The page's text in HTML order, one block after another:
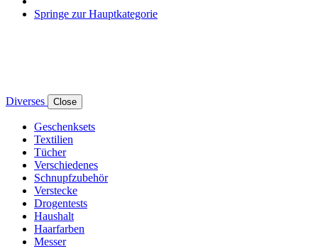
Springe zur Hauptkategorie
Diverses Close
Geschenksets
Textilien
Tücher
Verschiedenes
Schnupfzubehör
Verstecke
Drogentests
Haushalt
Haarfarben
Messer